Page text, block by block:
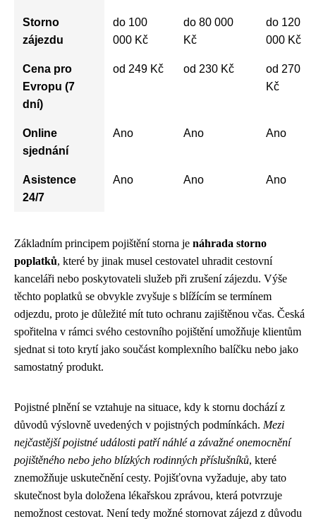
Storno
zájezdu
do 100
000 Kč
do 80 000
Kč
do 120
000 Kč
Cena pro
Evropu (7
dní)
od 249 Kč od 230 Kč
od 270
Kč
Online
sjednání
Ano Ano Ano
Asistence
24/7
Ano Ano Ano
Základním principem pojištění storna je náhrada storno
poplatků, které by jinak musel cestovatel uhradit cestovní
kanceláři nebo poskytovateli služeb při zrušení zájezdu. Výše
těchto poplatků se obvykle zvyšuje s blížícím se termínem
odjezdu, proto je důležité mít tuto ochranu zajištěnou včas. Česká
spořitelna v rámci svého cestovního pojištění umožňuje klientům
sjednat si toto krytí jako součást komplexního balíčku nebo jako
samostatný produkt.
Pojistné plnění se vztahuje na situace, kdy k stornu dochází z
důvodů výslovně uvedených v pojistných podmínkách. Mezi
nejčastější pojistné události patří náhlé a závažné onemocnění
pojištěného nebo jeho blízkých rodinných příslušníků, které
znemožňuje uskutečnění cesty. Pojišťovna vyžaduje, aby tato
skutečnost byla doložena lékařskou zprávou, která potvrzuje
nemožnost cestovat. Není tedy možné stornovat zájezd z důvodu